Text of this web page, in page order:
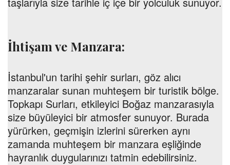
İhtişam ve Manzara:
İstanbul'un tarihi şehir surları, göz alıcı
manzaralar sunan muhteşem bir turistik bölge.
Topkapı Surları, etkileyici Boğaz manzarasıyla
size büyüleyici bir atmosfer sunuyor. Burada
yürürken, geçmişin izlerini sürerken aynı
zamanda muhteşem bir manzara eşliğinde
hayranlık duygularınızı tatmin edebilirsiniz.